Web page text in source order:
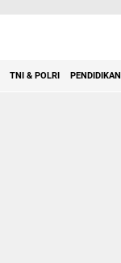
TNI & POLRI PENDIDIKAN